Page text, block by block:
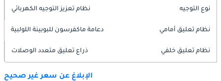
نوع التوجيه نظام تعزيز التوجيه الكهربائي
نظام تعليق أمامي دعامة ماكفرسون للبوبينة اللولبية
نظام تعليق خلفي ذراع تعليق متعدد الوصلات
الإبلاغ عن سعر غير صحيح